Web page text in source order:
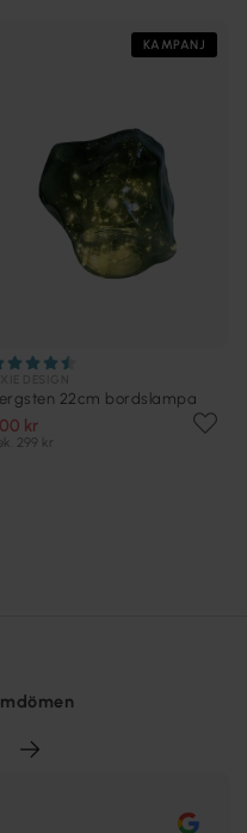
KAMPANJ
22cm bordslampa
kr
299 kr